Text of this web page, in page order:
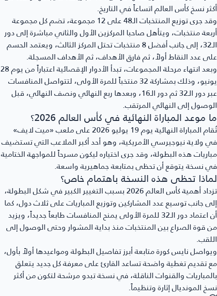
نسخ كأس العالم اتساعاً في التاريخ.
وقد جرى توزيع المنتخبات الـ48 على 12 مجموعة، تضم كل مجموعة
منتخبات، ويتأهل صاحبا المركزين الأول والثاني مباشرة إلى دور
الـ32، إلى جانب أفضل 8 منتخبات تحتل المركز الثالث، ويعتمد الحسم
عدد النقاط أولاً، ثم فارق الأهداف، ثم الأهداف المسجلة.
وبعد انتهاء مرحلة المجموعات، تبدأ الأدوار الإقصائية اعتباراً من يوم 28
يونيو، وذلك بمشاركة 32 منتخباً للمرة الأولى، لتتواصل المنافسات
عبر دور الـ32 ثم دور الـ16، وبعدها ربع النهائي ونصف النهائي، قبل
إلى النهائي المرتقب.
موعد المباراة النهائية في كأس العالم 2026؟
تُقام المباراة النهائية يوم 19 يوليو 2026 على ملعب «ميت لايف»
ولاية نيوجيرسي الأمريكية، وهو أحد أكبر الملاعب التي تستضيف
هذه البطولة، وقد جرى اختياره ليكون مسرحاً للمواجهة الختامية
نسخة يتوقع أن تحظى بمتابعة جماهيرية واسعة.
تحظى هذه النسخة باهتمام خاص؟
تزداد أهمية كأس العالم 2026 بسبب التغيير الكبير في شكل البطولة،
جانب توسيع عدد المشاركين وتوزيع المباريات على ثلاث دول، كما
أن اعتماد دور الـ32 للمرة الأولى يمنح المنافسات طابعاً جديداً، ويزيد
قوة الصراع بين المنتخبات منذ بداية المشوار وحتى الوصول إلى
نايس كورةمتابعة أبرز تفاصيل البطولة ومواعيدها أولاً بأول،
تقديم تغطية واضحة تساعد القارئ على معرفة كل جديد يتعلق
والقنوات الناقلة، في نسخة تبدو مرشحة لتكون من أكثر
المونديال إثارة وتنظيماً.